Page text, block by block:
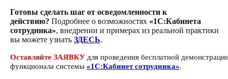
Готовы сделать шаг от осведомленности к
действию? Подробнее о возможностях «1С:Кабинета
сотрудника», внедрении и примерах из реальной практики
вы можете узнать ЗДЕСЬ.
Оставляйте ЗАЯВКУ для проведения бесплатной
функционала системы «1С:Кабинет сотрудника».